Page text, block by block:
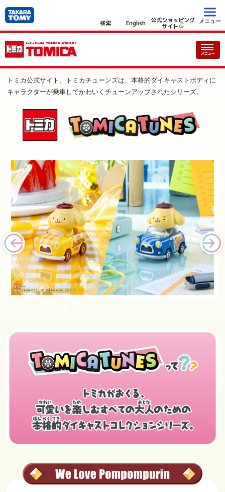
検索 English 公式ショッピング
サイト
メニュー
トミカ公式サイト。トミカチューンズは、本格的ダイキャストボディに
キャラクターが乗車してかわいくチューンアップされたシリーズ。